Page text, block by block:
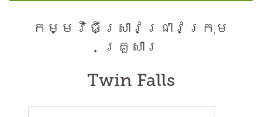
កម្មវិធី​ស្រាវជ្រាវ​ក្រុម
គ្រួសារ
Twin Falls